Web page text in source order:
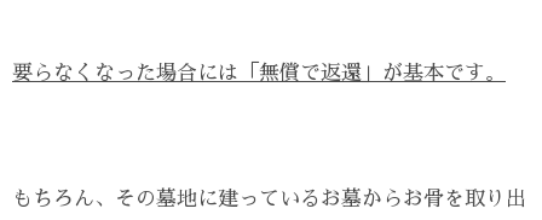
要らなくなった場合には「無償で返還」が基本です。
もちろん、その墓地に建っているお墓からお骨を取り出